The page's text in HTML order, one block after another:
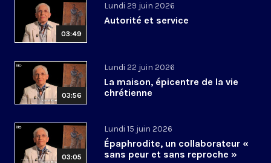
03:49
Lundi 29 juin 2026
Autorité et service
03:56
Lundi 22 juin 2026
La maison, épicentre de la vie
chrétienne
03:05
Lundi 15 juin 2026
Épaphrodite, un collaborateur «
sans peur et sans reproche »